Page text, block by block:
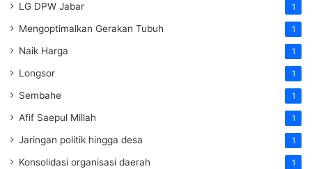
LG DPW Jabar 1
Mengoptimalkan Gerakan Tubuh 1
Naik Harga 1
Longsor 1
Sembahe 1
Afif Saepul Millah 1
Jaringan politik hingga desa 1
Konsolidasi organisasi daerah 1